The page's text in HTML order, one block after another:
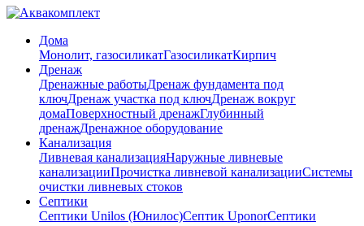
Дома
Монолит, газосиликатГазосиликатКирпич
Дренаж
Дренажные работыДренаж фундамента под
ключДренаж участка под ключДренаж вокруг
домаПоверхностный дренажГлубинный
дренажДренажное оборудование
Канализация
Ливневая канализацияНаружные ливневые
канализацииПрочистка ливневой канализацииСистемы
очистки ливневых стоков
Септики
Септики Unilos (Юнилос)Септик UponorСептики